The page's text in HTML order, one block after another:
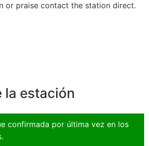
or praise contact the station direct.
la estación
confirmada por última vez en los